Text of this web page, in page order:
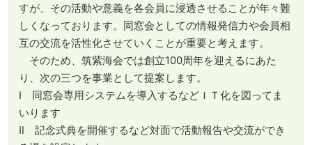
すが、その活動や意義を各会員に浸透させることが年々難
しくなっております。同窓会としての情報発信力や会員相
互の交流を活性化させていくことが重要と考えます。
そのため、筑紫海会では創立100周年を迎えるにあた
り、次の三つを事業として提案します。
Ⅰ 同窓会専用システムを導入するなどＩＴ化を図ってま
いります
Ⅱ 記念式典を開催するなど対面で活動報告や交流ができ